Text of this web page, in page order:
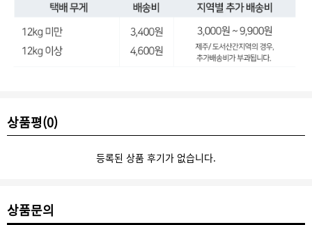
상품평(0)
등록된 상품 후기가 없습니다.
상품문의